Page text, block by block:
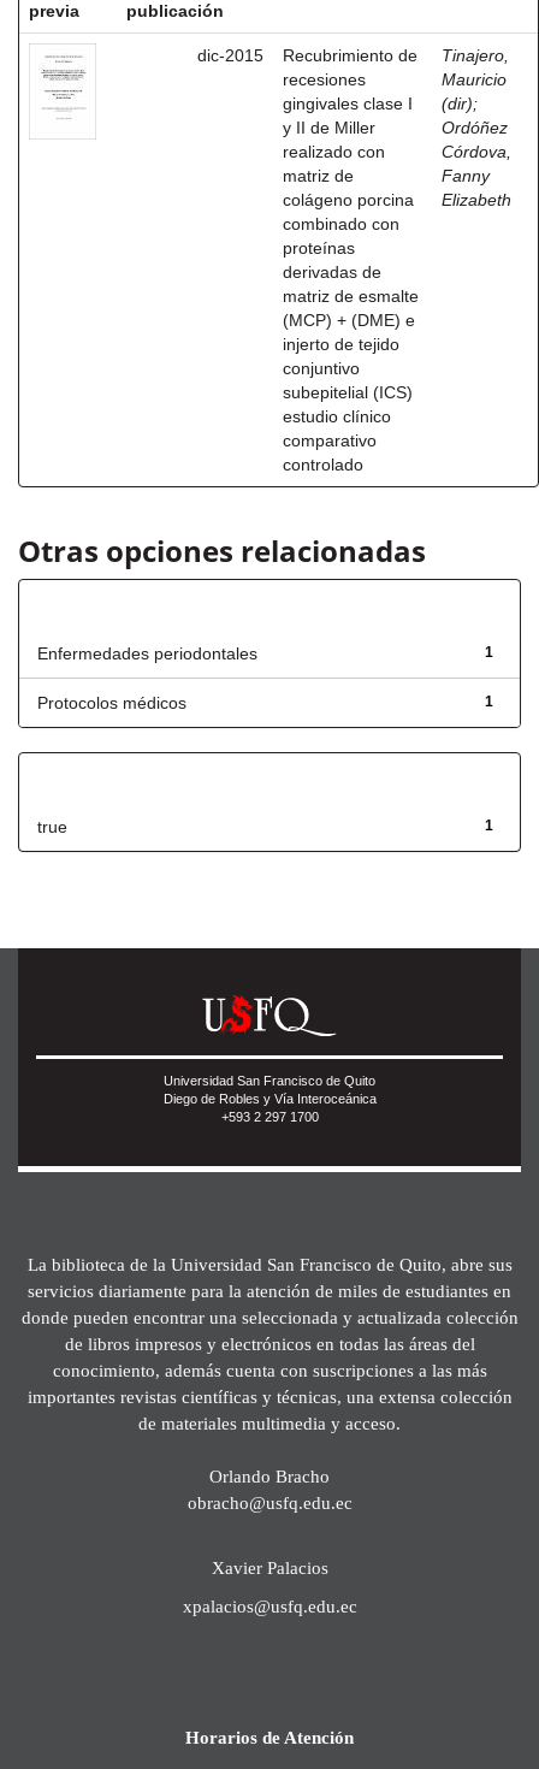
previa
publicación
dic-2015
Recubrimiento de
recesiones
gingivales clase I
y II de Miller
realizado con
matriz de
colágeno porcina
combinado con
proteínas
derivadas de
matriz de esmalte
(MCP) + (DME) e
injerto de tejido
conjuntivo
subepitelial (ICS)
estudio clínico
comparativo
controlado
Tinajero,
Mauricio
(dir);
Ordóñez
Córdova,
Fanny
Elizabeth
Otras opciones relacionadas
1
Enfermedades periodontales
1
Protocolos médicos
1
true
Universidad San Francisco de Quito
Diego de Robles y Vía Interoceánica
+593 2 297 1700
La biblioteca de la Universidad San Francisco de Quito, abre sus
servicios diariamente para la atención de miles de estudiantes en
donde pueden encontrar una seleccionada y actualizada colección
de libros impresos y electrónicos en todas las áreas del
conocimiento, además cuenta con suscripciones a las más
importantes revistas científicas y técnicas, una extensa colección
de materiales multimedia y acceso.
Orlando Bracho
obracho@usfq.edu.ec
Xavier Palacios
xpalacios@usfq.edu.ec
Horarios de Atención